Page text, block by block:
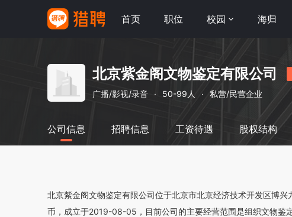
首页 职位 校园 海归
北京紫金阁文物鉴定有限公司
广播/影视/录音 · 50-99人 · 私营/民营企业
公司信息 招聘信息 工资待遇 股权结构
北京紫金阁文物鉴定有限公司位于北京市北京经济技术开发区博
币，成立于2019-08-05，目前公司的主要经营范围是组织文物鉴